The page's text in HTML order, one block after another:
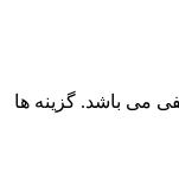
می باشد. گزینه ها